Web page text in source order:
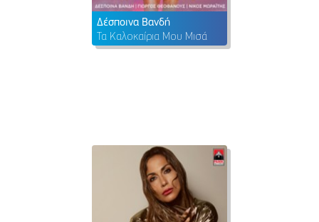
Δέσποινα Βανδή
Τα Καλοκαίρια Μου Μισά